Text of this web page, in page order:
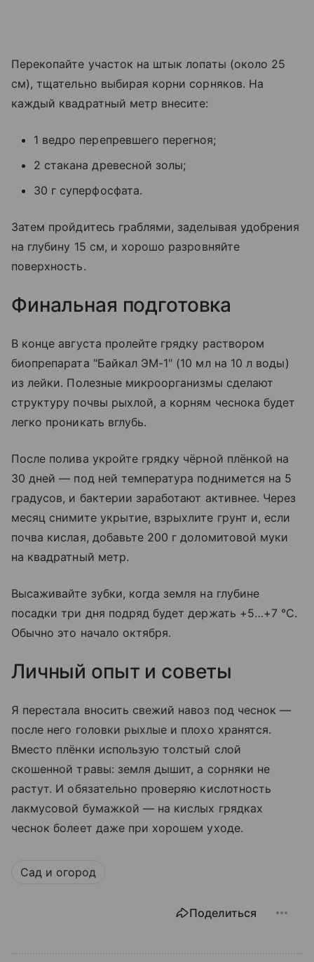
Перекопайте участок на штык лопаты (около 25
см), тщательно выбирая корни сорняков. На
каждый квадратный метр внесите:
1 ведро перепревшего перегноя;
2 стакана древесной золы;
30 г суперфосфата.
Затем пройдитесь граблями, заделывая удобрения
на глубину 15 см, и хорошо разровняйте
поверхность.
Финальная подготовка
В конце августа пролейте грядку раствором
биопрепарата "Байкал ЭМ-1" (10 мл на 10 л воды)
из лейки. Полезные микроорганизмы сделают
структуру почвы рыхлой, а корням чеснока будет
легко проникать вглубь.
После полива укройте грядку чёрной плёнкой на
30 дней — под ней температура поднимется на 5
градусов, и бактерии заработают активнее. Через
месяц снимите укрытие, взрыхлите грунт и, если
почва кислая, добавьте 200 г доломитовой муки
на квадратный метр.
Высаживайте зубки, когда земля на глубине
посадки три дня подряд будет держать +5…+7 °C.
Обычно это начало октября.
Личный опыт и советы
Я перестала вносить свежий навоз под чеснок —
после него головки рыхлые и плохо хранятся.
Вместо плёнки использую толстый слой
скошенной травы: земля дышит, а сорняки не
растут. И обязательно проверяю кислотность
лакмусовой бумажкой — на кислых грядках
чеснок болеет даже при хорошем уходе.
Сад и огород
Поделиться